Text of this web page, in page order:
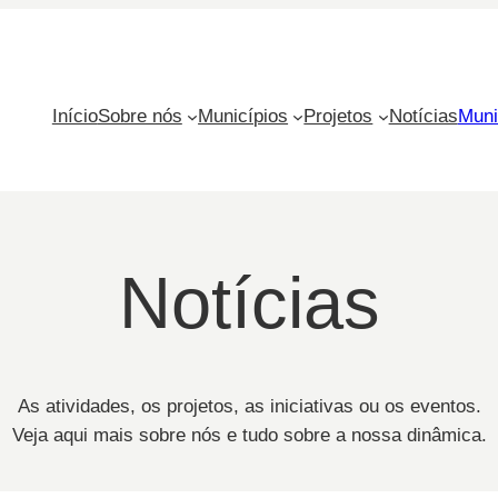
InícioSobre nós Municípios Projetos Notícias
Notícias
As atividades, os projetos, as iniciativas ou os eventos.
Veja aqui mais sobre nós e tudo sobre a nossa dinâmica.